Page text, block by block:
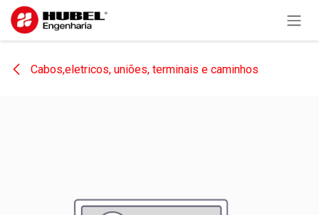
Pular para o conteúdo
Cabos,eletricos, uniões, terminais e caminhos